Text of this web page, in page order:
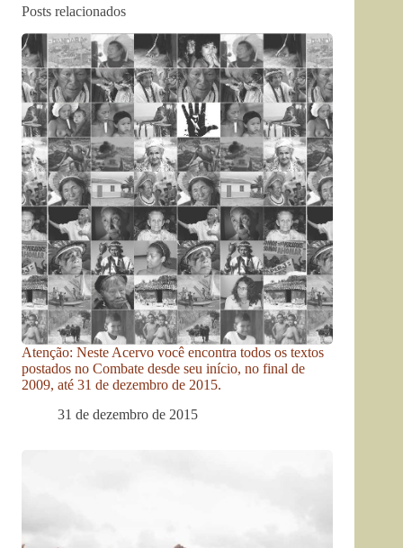
Posts relacionados
Atenção: Neste Acervo você encontra todos os textos
postados no Combate desde seu início, no final de
2009, até 31 de dezembro de 2015.
31 de dezembro de 2015